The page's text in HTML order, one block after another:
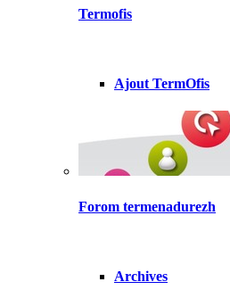
Termofis
Ajout TermOfis
Forom termenadurezh
Archives